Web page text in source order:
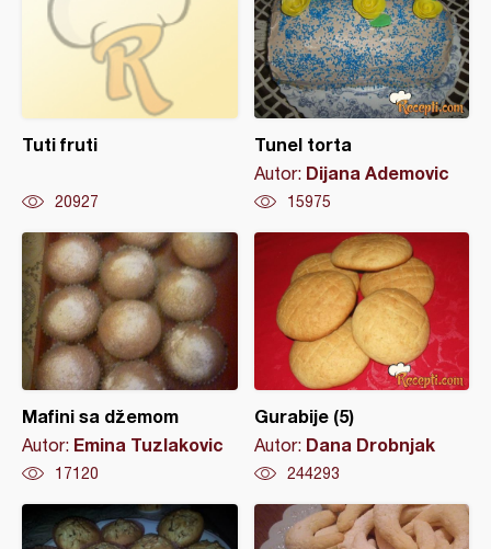
Tuti fruti
20927
Tunel torta
Autor: Dijana Ademovic
15975
Mafini sa džemom
Autor: Emina Tuzlakovic
17120
Gurabije (5)
Autor: Dana Drobnjak
244293